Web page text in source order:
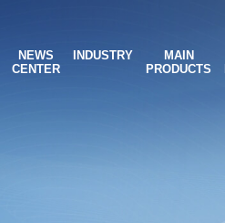
NEWS
CENTER
INDUSTRY
MAIN
PRODUCTS